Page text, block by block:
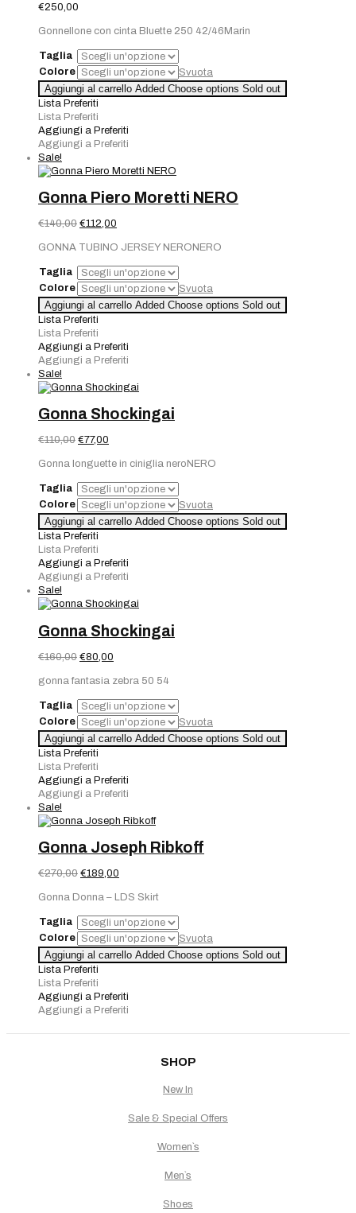
€250,00
Gonnellone con cinta Bluette 250 42/46Marin
Taglia
Colore
Svuota
Aggiungi al carrello Added Choose options Sold out
Lista Preferiti
Lista Preferiti
Aggiungi a Preferiti
Aggiungi a Preferiti
Sale!
Gonna Piero Moretti NERO
€140,00 Il
originale
era:
€140,00.
€112,00
attuale
è:
€112,00.
GONNA TUBINO JERSEY NERONERO
Taglia
Colore
Svuota
Aggiungi al carrello Added Choose options Sold out
Lista Preferiti
Lista Preferiti
Aggiungi a Preferiti
Aggiungi a Preferiti
Sale!
Gonna Shockingai
€110,00 Il
originale
era:
€110,00.
€77,00
attuale
è:
€77,00.
Gonna longuette in ciniglia neroNERO
Taglia
Colore
Svuota
Aggiungi al carrello Added Choose options Sold out
Lista Preferiti
Lista Preferiti
Aggiungi a Preferiti
Aggiungi a Preferiti
Sale!
Gonna Shockingai
€160,00 Il
originale
€160,00.
€80,00
attuale
€80,00.
gonna fantasia zebra 50 54
Taglia
Colore
Svuota
Aggiungi al carrello Added Choose options Sold out
Lista Preferiti
Lista Preferiti
Aggiungi a Preferiti
Aggiungi a Preferiti
Sale!
Gonna Joseph Ribkoff
€270,00 Il
originale
era:
€270,00.
€189,00
attuale
è:
€189,00.
Gonna Donna – LDS Skirt
Taglia
Colore
Svuota
Aggiungi al carrello Added Choose options Sold out
Lista Preferiti
Lista Preferiti
Aggiungi a Preferiti
Aggiungi a Preferiti
SHOP
New In
Sale & Special Offers
Women`s
Men`s
Shoes